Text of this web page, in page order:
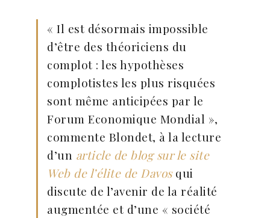
« Il est désormais impossible
d’être des théoriciens du
complot : les hypothèses
complotistes les plus risquées
sont même anticipées par le
Forum Economique Mondial »,
commente Blondet, à la lecture
d’un article de blog sur le site
Web de l’élite de Davosqui
discute de l’avenir de la réalité
augmentée et d’une « société